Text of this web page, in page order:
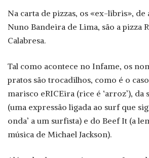
Na carta de pizzas, os «ex-libris»,
Nuno Bandeira de Lima, são a pizza
Calabresa.
Tal como acontece no Infame, os
pratos são trocadilhos, como é o
marisco eRICEira (rice é ‘arroz’),
(uma expressão ligada ao surf que
onda’ a um surfista) e do Beef It (a
música de Michael Jackson).